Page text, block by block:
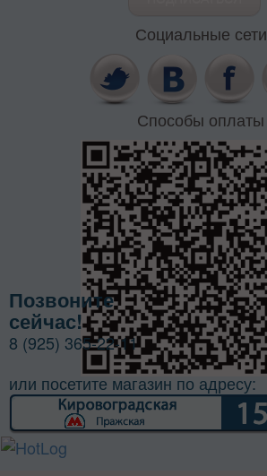
Социальные сети
Способы оплаты
Позвоните
сейчас!
8 (925) 365-22-11
или посетите магазин по адресу: